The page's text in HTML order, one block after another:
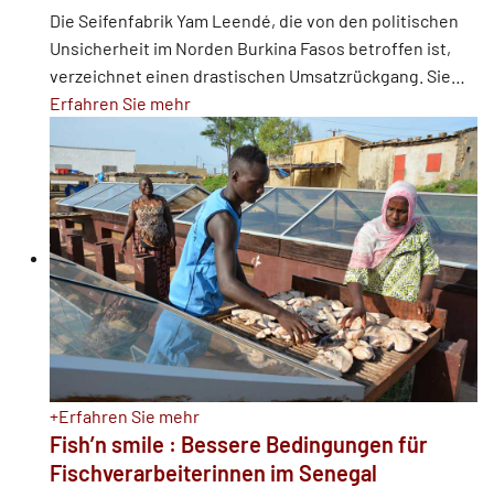
Die Seifenfabrik Yam Leendé, die von den politischen
Unsicherheit im Norden Burkina Fasos betroffen ist,
verzeichnet einen drastischen Umsatzrückgang. Sie
Erfahren Sie mehr
+Erfahren Sie mehr
Fish’n smile : Bessere Bedingungen für
Fischverarbeiterinnen im Senegal